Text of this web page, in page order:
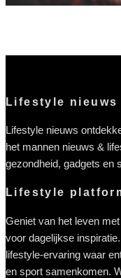
Lifestyle nieuws
Lifestyle nieuws
het mannen nieuws &
gezondheid, gadgets en
Lifestyle
Geniet van het leven
voor dagelijkse
lifestyle-ervaring waar
en sport samenkomen.